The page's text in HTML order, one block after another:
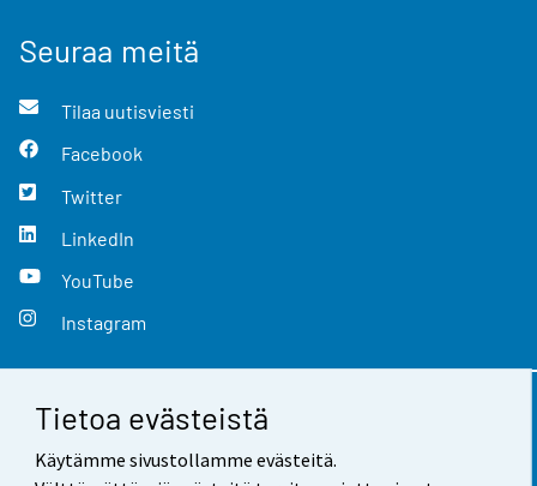
Tietoa evästeistä
Käytämme sivustollamme evästeitä.
Seuraa meitä
Tilaa uutisviesti
Facebook
Twitter
LinkedIn
YouTube
Instagram
Yhteystiedot
Palaute